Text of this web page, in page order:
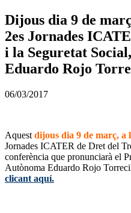
Dijous dia 9 de
2es Jornades
i la Seguretat
Eduardo Rojo
06/03/2017
Aquest dijous dia 9 de març, a
Jornades ICATER de Dret del
conferència que pronunciarà el
Autònoma Eduardo Rojo
clicant aquí.